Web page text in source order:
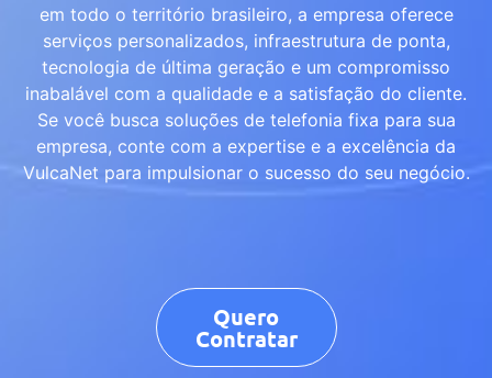
em todo o território brasileiro, a empresa oferece
serviços personalizados, infraestrutura de ponta,
tecnologia de última geração e um compromisso
inabalável com a qualidade e a satisfação do cliente.
Se você busca soluções de telefonia fixa para sua
empresa, conte com a expertise e a excelência da
VulcaNet para impulsionar o sucesso do seu negócio.
Quero
Contratar